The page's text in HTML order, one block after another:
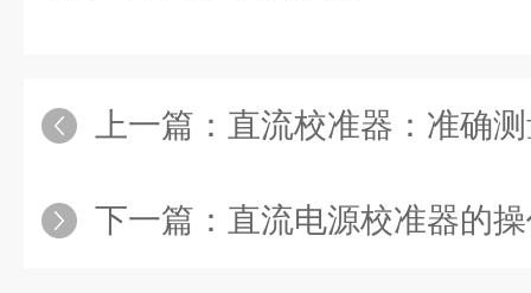
上一篇： 直流校准器：准确测
下一篇： 直流电源校准器的